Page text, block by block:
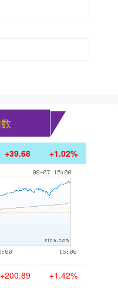
+39.68 +1.02%
+200.89 +1.42%